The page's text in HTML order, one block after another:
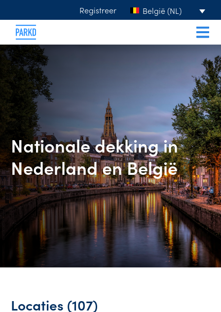
Registreer België (NL)
Nationale dekking in
Nederland en België
Locaties (107)